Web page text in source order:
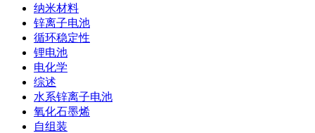
纳米材料
锌离子电池
循环稳定性
锂电池
电化学
综述
水系锌离子电池
氧化石墨烯
自组装